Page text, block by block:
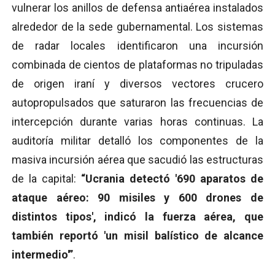
vulnerar los anillos de defensa antiaérea instalados
alrededor de la sede gubernamental. Los sistemas
de radar locales identificaron una incursión
combinada de cientos de plataformas no tripuladas
de origen iraní y diversos vectores crucero
autopropulsados que saturaron las frecuencias de
intercepción durante varias horas continuas. La
auditoría militar detalló los componentes de la
masiva incursión aérea que sacudió las estructuras
de la capital: “Ucrania detectó '690 aparatos de
ataque aéreo: 90 misiles y 600 drones de
distintos tipos', indicó la fuerza aérea, que
también reportó 'un misil balístico de alcance
intermedio'”.